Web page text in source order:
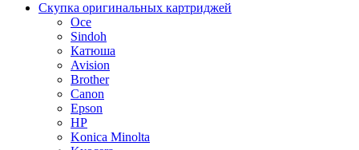
Скупка оригинальных картриджей
Oce
Sindoh
Катюша
Avision
Brother
Canon
Epson
HP
Konica Minolta